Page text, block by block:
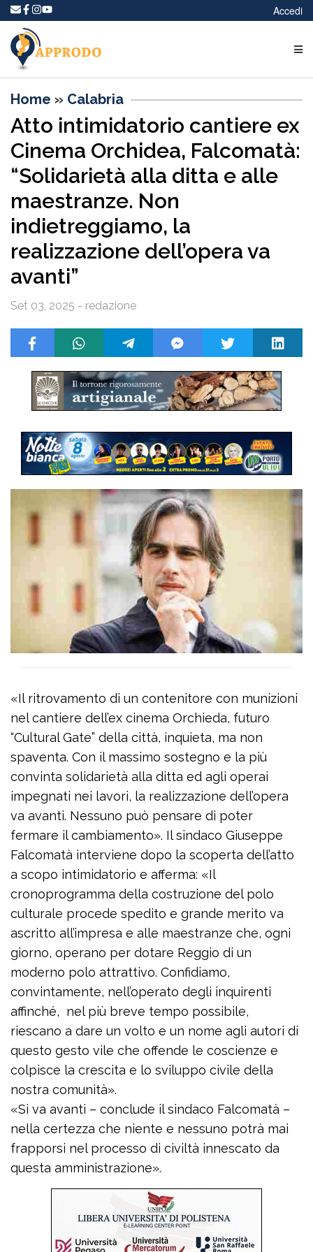
Accedi
Home » Calabria
Atto intimidatorio cantiere ex
Cinema Orchidea, Falcomatà:
“Solidarietà alla ditta e alle
maestranze. Non
indietreggiamo, la
realizzazione dell’opera va
avanti”
Set 03, 2025 - redazione
«Il ritrovamento di un contenitore con munizioni
nel cantiere dell’ex cinema Orchieda, futuro
“Cultural Gate” della città, inquieta, ma non
spaventa. Con il massimo sostegno e la più
convinta solidarietà alla ditta ed agli operai
impegnati nei lavori, la realizzazione dell’opera
va avanti. Nessuno può pensare di poter
fermare il cambiamento». Il sindaco Giuseppe
Falcomatà interviene dopo la scoperta dell’atto
a scopo intimidatorio e afferma: «Il
cronoprogramma della costruzione del polo
culturale procede spedito e grande merito va
ascritto all’impresa e alle maestranze che, ogni
giorno, operano per dotare Reggio di un
moderno polo attrattivo. Confidiamo,
convintamente, nell’operato degli inquirenti
affinché, nel più breve tempo possibile,
riescano a dare un volto e un nome agli autori di
questo gesto vile che offende le coscienze e
colpisce la crescita e lo sviluppo civile della
nostra comunità».
«Si va avanti – conclude il sindaco Falcomatà –
nella certezza che niente e nessuno potrà mai
frapporsi nel processo di civiltà innescato da
questa amministrazione».